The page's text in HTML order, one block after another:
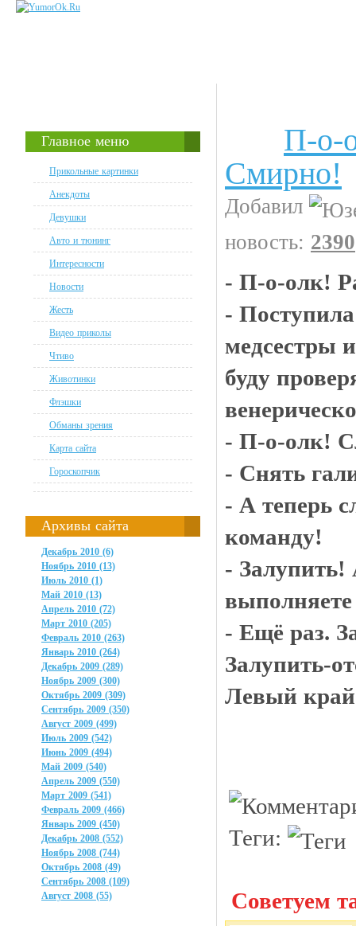
Главное меню
Прикольные картинки
Анекдоты
Девушки
Авто и тюнинг
Интересности
Новости
Жесть
Видео приколы
Чтиво
Животинки
Флэшки
Обманы зрения
Карта сайта
Гороскопчик
Архивы сайта
Декабрь 2010 (6)
Ноябрь 2010 (13)
Июль 2010 (1)
Май 2010 (13)
Апрель 2010 (72)
Март 2010 (205)
Февраль 2010 (263)
Январь 2010 (264)
Декабрь 2009 (289)
Ноябрь 2009 (300)
Октябрь 2009 (309)
Сентябрь 2009 (350)
Август 2009 (499)
Июль 2009 (542)
Июнь 2009 (494)
Май 2009 (540)
Апрель 2009 (550)
Март 2009 (541)
Февраль 2009 (466)
Январь 2009 (450)
Декабрь 2008 (552)
Ноябрь 2008 (744)
Октябрь 2008 (49)
Сентябрь 2008 (109)
Август 2008 (55)
П-о-
Смирно!
Добавил
новость: 2390
- П-о-олк!
-
медсестры
буду
- П-о-олк!
- Снять
- А теперь
команду!
- Залупить!
- Ещё раз.
Залупить-
Левый
Теги:
Советуем